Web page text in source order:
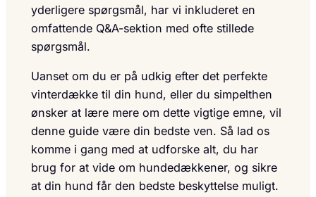
yderligere spørgsmål, har vi inkluderet en
omfattende Q&A-sektion med ofte stillede
spørgsmål.
Uanset om du er på udkig efter det perfekte
vinterdække til din hund, eller du simpelthen
ønsker at lære mere om dette vigtige emne, vil
denne guide være din bedste ven. Så lad os
komme i gang med at udforske alt, du har
brug for at vide om hundedækkener, og sikre
at din hund får den bedste beskyttelse muligt.